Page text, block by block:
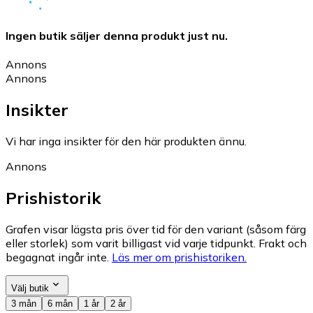
Ingen butik säljer denna produkt just nu.
Annons
Annons
Insikter
Vi har inga insikter för den här produkten ännu.
Annons
Prishistorik
Grafen visar lägsta pris över tid för den variant (såsom färg
eller storlek) som varit billigast vid varje tidpunkt. Frakt och
begagnat ingår inte. Läs mer om prishistoriken.
Välj butik
3 mån
6 mån 1 år 2 år